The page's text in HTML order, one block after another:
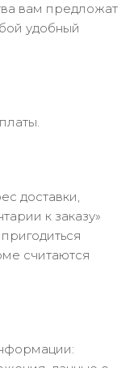
вам предложат
удобный
доставки,
к заказу»
считаются